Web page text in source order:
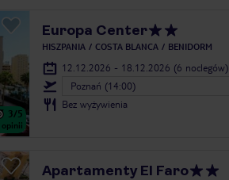
3/5
opinii
Europa Center
HISZPANIA COSTA BLANCA BENIDORM
12.12.2026 - 18.12.2026 (6 noclegów)
Poznań (14:00)
Bez wyżywienia
Apartamenty El Faro